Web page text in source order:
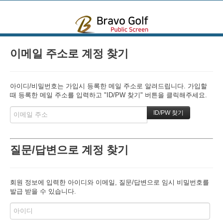
이메일 주소로 계정 찾기
아이디/비밀번호는 가입시 등록한 메일 주소로 알려드립니다. 가입할
때 등록한 메일 주소를 입력하고 "ID/PW 찾기" 버튼을 클릭해주세요.
질문/답변으로 계정 찾기
회원 정보에 입력한 아이디와 이메일, 질문/답변으로 임시 비밀번호를
발급 받을 수 있습니다.